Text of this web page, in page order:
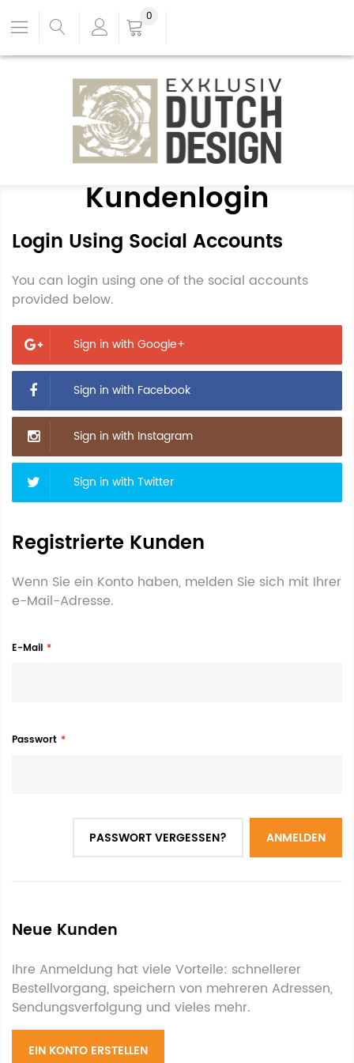
0
Kundenlogin
Login Using Social Accounts
You can login using one of the social accounts
provided below.
Sign in with Google+
Sign in with Facebook
Sign in with Instagram
Sign in with Twitter
Registrierte Kunden
Wenn Sie ein Konto haben, melden Sie sich mit Ihrer
e-Mail-Adresse.
E-Mail
Passwort
ANMELDEN
PASSWORT VERGESSEN?
Neue Kunden
Ihre Anmeldung hat viele Vorteile: schnellerer
Bestellvorgang, speichern von mehreren Adressen,
Sendungsverfolgung und vieles mehr.
EIN KONTO ERSTELLEN